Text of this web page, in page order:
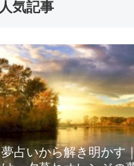
人気記事
夢占いから解き明かす